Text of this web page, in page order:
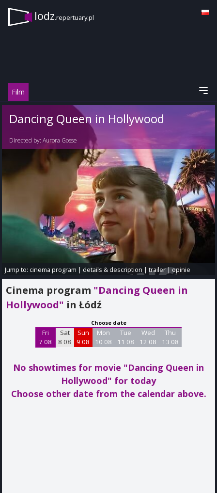
lodz.repertuary.pl
Film
Dancing Queen in Hollywood
Directed by: Aurora Gosse
Jump to:cinema program |details & description |trailer|opinie
Cinema program "Dancing Queen in
Hollywood" in Łódź
Choose date
Fri
7 08
Sat
8 08
Sun
9 08
Mon
10 08
Tue
11 08
Wed
12 08
Thu
13 08
No showtimes for movie "Dancing Queen in
Hollywood" for today
Choose other date from the calendar above.